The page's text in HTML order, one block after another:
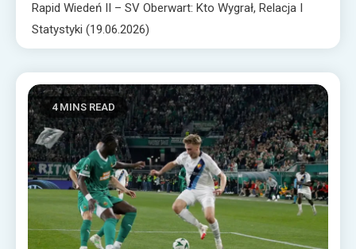
Rapid Wiedeń II – SV Oberwart: Kto Wygrał, Relacja I
Statystyki (19.06.2026)
4 MINS READ